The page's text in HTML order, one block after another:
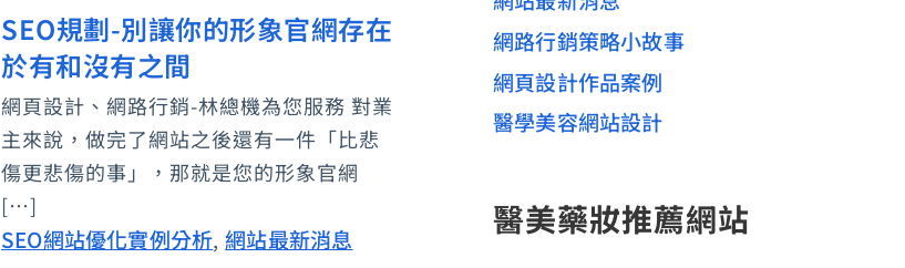
SEO規劃-別讓你的形象官網存在
於有和沒有之間
網頁設計、網路行銷-林總機為您服務 對業
主來說，做完了網站之後還有一件「比悲
傷更悲傷的事」，那就是您的形象官網
[…]
SEO網站優化實例分析, 網站最新消息
SEO
規
劃-
別
讓
你
的
網路行銷策略小故事
網頁設計作品案例
醫學美容網站設計
醫美藥妝推薦網站